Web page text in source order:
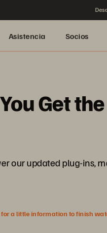
Asistencia Socios
Get
our updated plug-ins,
for a little information to finish